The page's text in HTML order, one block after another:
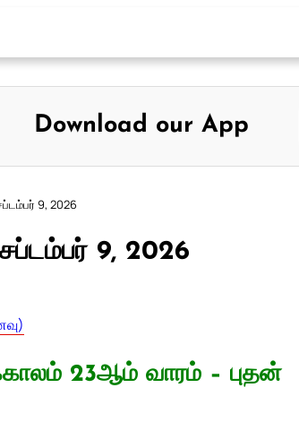
Download our App
9, 2026
9, 2026
23ஆம் வாரம் – புதன்